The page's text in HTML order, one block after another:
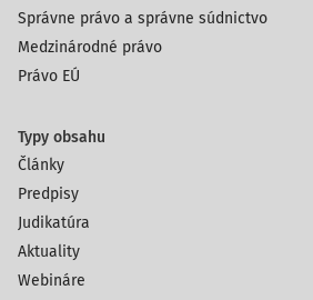
Správne právo a správne súdnictvo
Medzinárodné právo
Právo EÚ
Typy obsahu
Články
Predpisy
Judikatúra
Aktuality
Webináre